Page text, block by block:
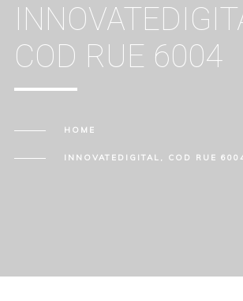
COD RUE 6004
HOME
INNOVATEDIGITAL, COD RUE